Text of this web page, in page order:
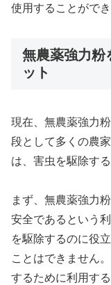
使用することができ
無農薬強力粉
ット
現在、無農薬強力
段として多くの農
は、害虫を駆除す
まず、無農薬強力
安全であるという
を駆除するのに役
ことはできません
するために利用す